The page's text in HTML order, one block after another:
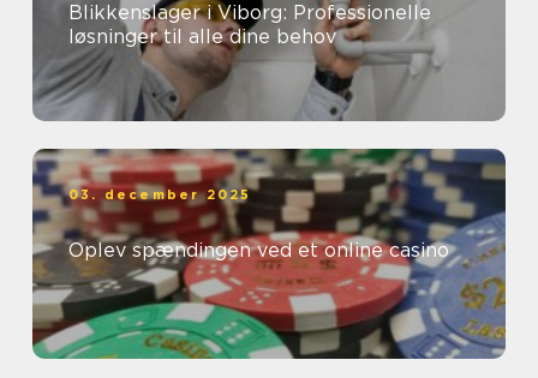
Blikkenslager i Viborg: Professionelle
løsninger til alle dine behov
03. december 2025
Oplev spændingen ved et online casino